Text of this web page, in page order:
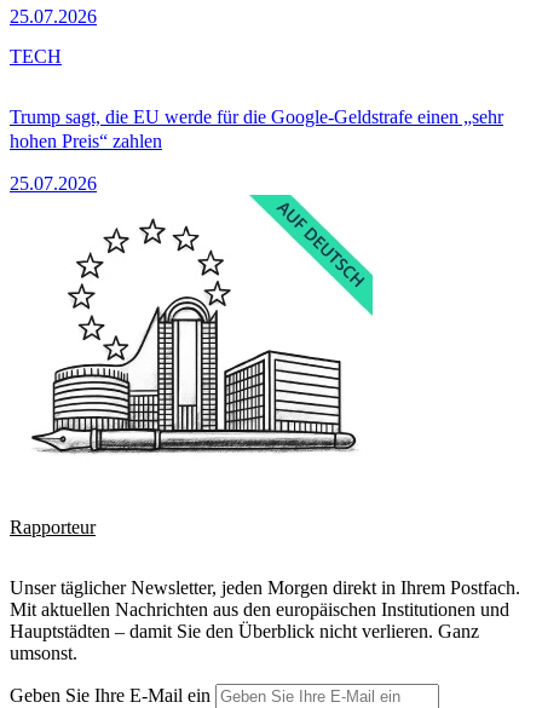
25.07.2026
Trump sagt, die EU werde für die Google-Geldstrafe einen „sehr
hohen Preis“ zahlen
25.07.2026
TECH
Rapporteur
Unser täglicher Newsletter, jeden Morgen direkt in Ihrem Postfach.
Mit aktuellen Nachrichten aus den europäischen Institutionen und
Hauptstädten – damit Sie den Überblick nicht verlieren. Ganz
umsonst.
Geben Sie Ihre E-Mail ein